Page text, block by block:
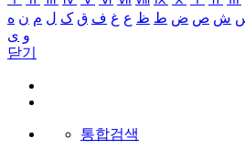
ش ص ض ط ظ ع غ ف ق ک ل م ن ه
و ی
닫기
통합검색